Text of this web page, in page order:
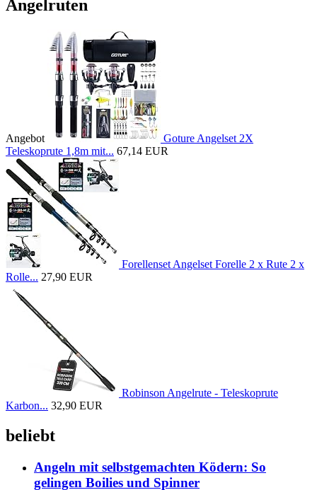
Angelruten
Angebot
Goture Angelset 2X
Teleskoprute 1,8m mit... 67,14 EUR
Forellenset Angelset Forelle 2 x Rute 2 x
Rolle... 27,90 EUR
Robinson Angelrute - Teleskoprute
Karbon... 32,90 EUR
beliebt
Angeln mit selbstgemachten Ködern: So
gelingen Boilies und Spinner